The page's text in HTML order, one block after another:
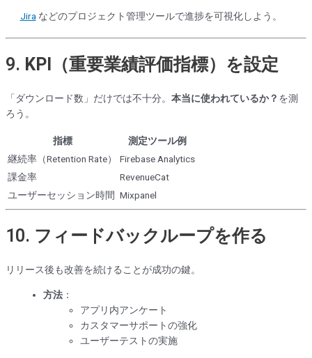
Jira などのプロジェクト管理ツールで進捗を可視化しよう。
9. KPI（重要業績評価指標）を設定
「ダウンロード数」だけでは不十分。 本当に使われているか？ を測
ろう。
指標
測定ツール例
継続率（Retention Rate）
Firebase Analytics
課金率
RevenueCat
ユーザーセッション時間 Mixpanel
10. フィードバックループを作る
リリース後も改善を続けることが成功の鍵。
方法：
アプリ内アンケート
カスタマーサポートの強化
ユーザーテストの実施